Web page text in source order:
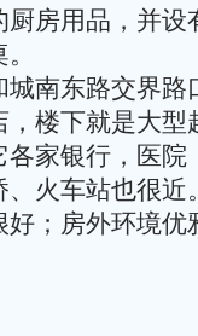
房用品，并设
南东路交界路
楼下就是大型
家银行，医院
火车站也很近
；房外环境优